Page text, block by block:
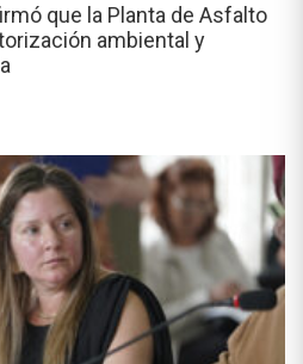
que la Planta de Asfalto
ambiental y